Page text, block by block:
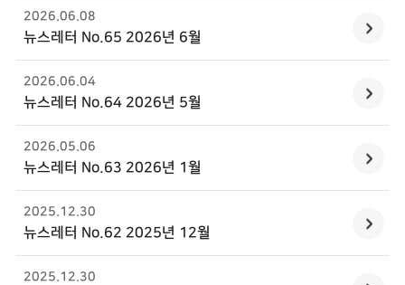
.08
2026.06
뉴스레터 No.65 2026년 6월
.04
2026.06
뉴스레터 No.64 2026년 5월
.06
2026.05
뉴스레터 No.63 2026년 1월
.30
2025.12
뉴스레터 No.62 2025년 12월
.30
2025.12